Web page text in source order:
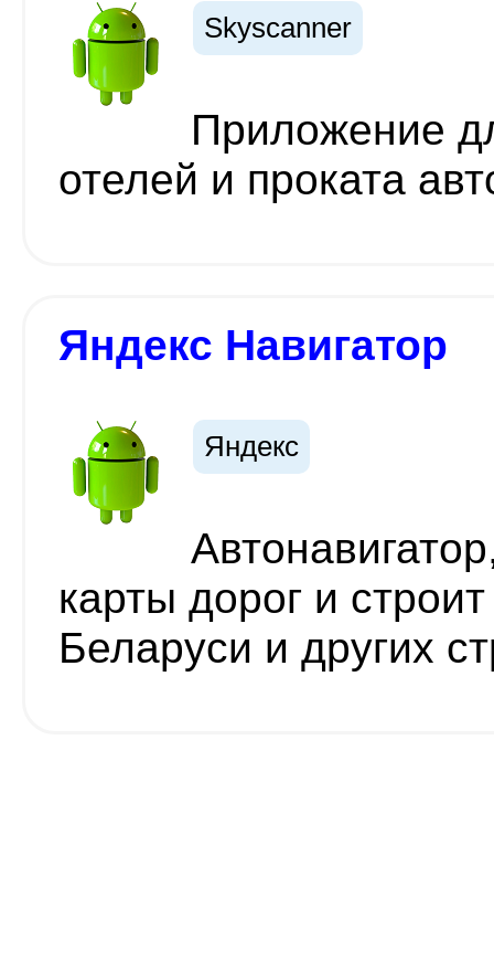
Skyscanner
Приложение
отелей и проката
Яндекс Навигатор
Яндекс
карты дорог и
Беларуси и других